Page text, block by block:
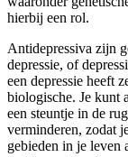
hierbij een rol.
Antidepressiva zijn
depressie, of
een depressie heeft
biologische. Je kunt
een steuntje in de
verminderen, zodat
gebieden in je leven